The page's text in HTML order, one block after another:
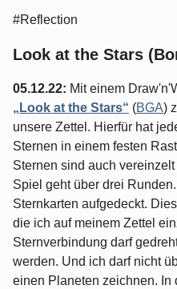
#Reflection
Look at the Stars
05.12.22: Mit einem
„Look at the Stars“ (BGA)
unsere Zettel. Hierfür hat
Sternen in einem festen
Sternen sind auch
Spiel geht über drei
Sternkarten aufgedeckt.
die ich auf meinem Zettel
Sternverbindung darf
werden. Und ich darf nicht
einen Planeten zeichnen. In